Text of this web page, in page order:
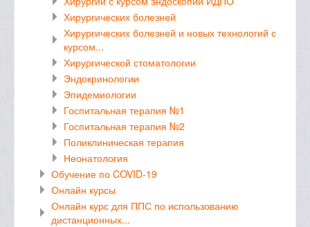
Хирургических болезней
Хирургических болезней и новых технологий с
курсом...
Хирургической стоматологии
Эндокринологии
Эпидемиологии
Госпитальная терапия №1
Госпитальная терапия №2
Поликлиническая терапия
Неонатология
Обучение по COVID-19
Онлайн курсы
Онлайн курс для ППС по использованию
дистанционных...